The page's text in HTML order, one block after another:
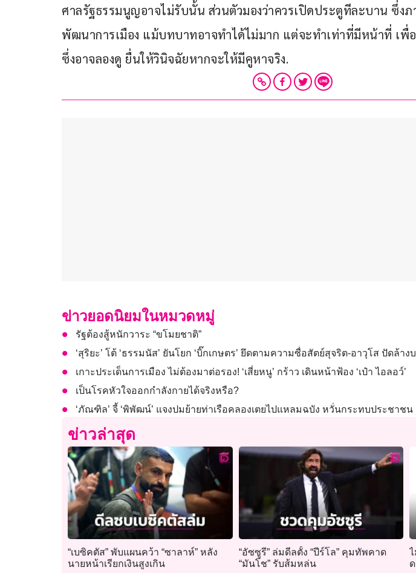
ศาลรัฐธรรมนูญอาจไม่รับนั้น ส่วนตัวมองว่าควรเปิดประตูทีละบาน ซึ่งภ
พัฒนาการเมือง แม้บทบาทอาจทำได้ไม่มาก แต่จะทำเท่าที่มีหน้าที่ เพื่
ซึ่งอาจลองดู ยื่นให้วินิจฉัยหากจะให้มีคูหาจริง.
ข่าวยอดนิยมในหมวดหมู่
รัฐต้องสู้หนักวาระ “ขโมยชาติ”
‘สุริยะ’ โต้ ‘ธรรมนัส’ ยันโยก ‘บิ๊กเกษตร’ ยึดตามความซื่อสัตย์สุจริต-อาวุโส ปัดล้าง
เกาะประเด็นการเมือง ไม่ต้องมาต่อรอง! ‘เสี่ยหนู’ กร้าว เดินหน้าฟ้อง ‘เป๋า ไอลอว์’
เป็นโรคหัวใจออกกำลังกายได้จริงหรือ?
‘ภัณฑิล’ จี้ ‘พิพัฒน์’ แจงปมย้ายท่าเรือคลองเตยไปแหลมฉบัง หวั่นกระทบประชาชน
ข่าวล่าสุด
“เบซิคตัส” พับแผนคว้า “ซาลาห์” หลัง
นายหน้าเรียกเงินสูงเกิน
“อัซซูรี” ล่มดีลตั้ง “ปีร์โล” คุมทัพคาด
“มันโช” รับส้มหล่น